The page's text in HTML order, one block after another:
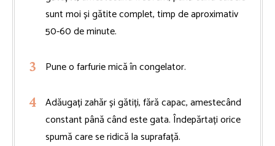
sunt moi și gătite complet, timp de aproximativ
50-60 de minute.
Pune o farfurie mică în congelator.
Adăugați zahăr și gătiți, fără capac, amestecând
constant până când este gata. Îndepărtați orice
spumă care se ridică la suprafață.